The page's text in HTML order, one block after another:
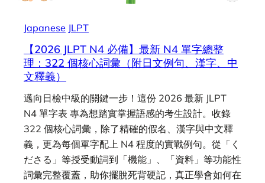
Japanese JLPT
【2026 JLPT N4 必備】最新 N4 單字總整
理：322 個核心詞彙（附日文例句、漢字、中
文釋義）
邁向日檢中級的關鍵一步！這份 2026 最新 JLPT
N4 單字表 專為想踏實掌握語感的考生設計。收錄
322 個核心詞彙，除了精確的假名、漢字與中文釋
義，更為每個單字配上 N4 程度的實戰例句。從「く
ださる」等授受動詞到「機能」、「資料」等功能性
詞彙完整覆蓋，助你擺脫死背硬記，真正學會如何在